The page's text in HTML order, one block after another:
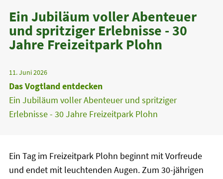
Ein Jubiläum voller Abenteuer
und spritziger Erlebnisse - 30
Jahre Freizeitpark Plohn
11. Juni 2026
Das Vogtland entdecken
Ein Jubiläum voller Abenteuer und spritziger
Erlebnisse - 30 Jahre Freizeitpark Plohn
Ein Tag im Freizeitpark Plohn beginnt mit Vorfreude
und endet mit leuchtenden Augen. Zum 30-jährigen